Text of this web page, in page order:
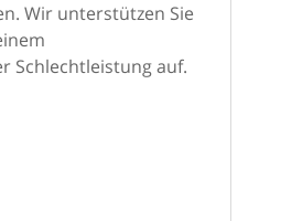
Wir unterstützen Sie
Schlechtleistung auf.